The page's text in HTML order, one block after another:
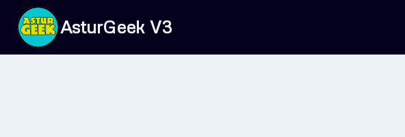
Saltar
contenido
AsturGeek V3